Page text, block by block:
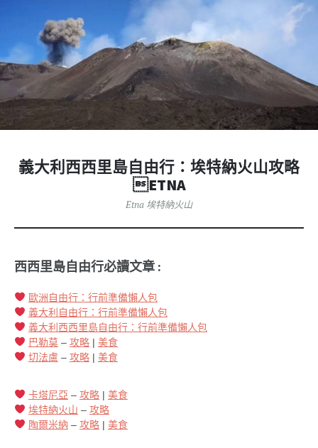
義大利西西里島自由行：埃特納火山攻略
ETNA
Etna 埃特納火山
西西里島自由行必讀文章 :
歐洲自由行：行前準備懶人包
義大利自由行：行前準備懶人包
義大利西西里島自由行：行前準備懶人包
巴勒莫– 攻略| 美食
切法盧 – 攻略| 美食
卡塔尼亞 – 攻略| 美食
埃特納火山 – 攻略
陶爾米納 – 攻略| 美食